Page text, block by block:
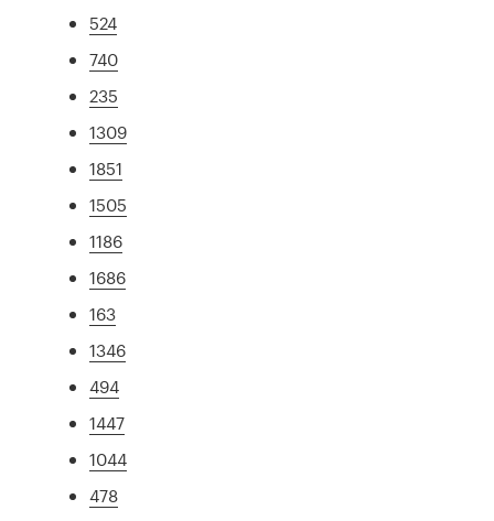
524
740
235
1309
1851
1505
1186
1686
163
1346
494
1447
1044
478